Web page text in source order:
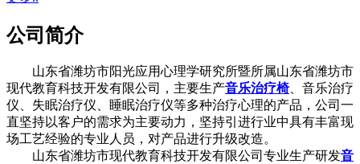
公司简介
山东省潍坊市阳光应用心理学研究所暨所属山东省潍坊市
现代教育科技开发有限公司，主要生产音乐治疗椅、音乐治疗
仪、失眠治疗仪、睡眠治疗仪等多种治疗心理的产品，公司一
直坚持以客户的需求为主要动力，坚持引进行业中具有丰富现
场工艺经验的专业人员，对产品进行升级改造。
山东省潍坊市现代教育科技开发有限公司专业生产研发音